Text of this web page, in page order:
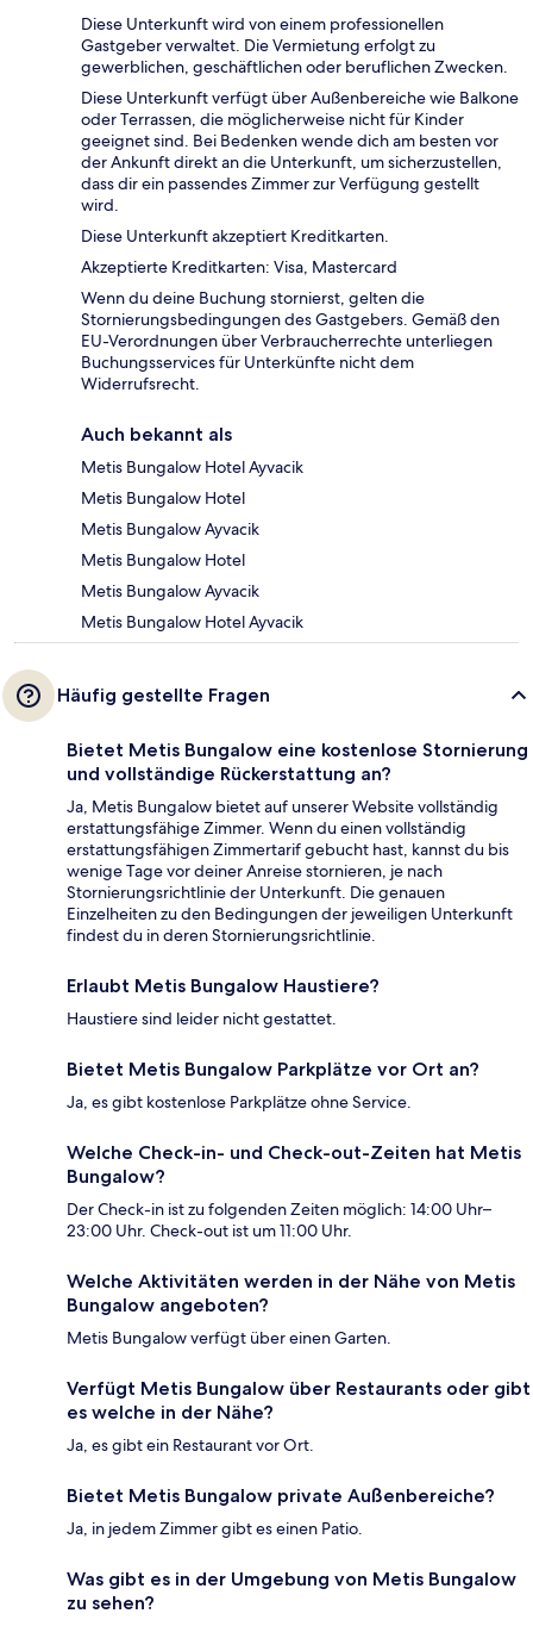
Diese Unterkunft wird von einem professionellen
Gastgeber verwaltet. Die Vermietung erfolgt zu
gewerblichen, geschäftlichen oder beruflichen Zwecken.
Diese Unterkunft verfügt über Außenbereiche wie Balkone
oder Terrassen, die möglicherweise nicht für Kinder
geeignet sind. Bei Bedenken wende dich am besten vor
der Ankunft direkt an die Unterkunft, um sicherzustellen,
dass dir ein passendes Zimmer zur Verfügung gestellt
wird.
Diese Unterkunft akzeptiert Kreditkarten.
Akzeptierte Kreditkarten: Visa, Mastercard
Wenn du deine Buchung stornierst, gelten die
Stornierungsbedingungen des Gastgebers. Gemäß den
EU-Verordnungen über Verbraucherrechte unterliegen
Buchungsservices für Unterkünfte nicht dem
Widerrufsrecht.
Auch bekannt als
Metis Bungalow Hotel Ayvacik
Metis Bungalow Hotel
Metis Bungalow Ayvacik
Metis Bungalow Hotel
Metis Bungalow Ayvacik
Metis Bungalow Hotel Ayvacik
Häufig gestellte Fragen
Bietet Metis Bungalow eine kostenlose Stornierung
und vollständige Rückerstattung an?
Ja, Metis Bungalow bietet auf unserer Website vollständig
erstattungsfähige Zimmer. Wenn du einen vollständig
erstattungsfähigen Zimmertarif gebucht hast, kannst du bis
wenige Tage vor deiner Anreise stornieren, je nach
Stornierungsrichtlinie der Unterkunft. Die genauen
Einzelheiten zu den Bedingungen der jeweiligen Unterkunft
findest du in deren Stornierungsrichtlinie.
Erlaubt Metis Bungalow Haustiere?
Haustiere sind leider nicht gestattet.
Bietet Metis Bungalow Parkplätze vor Ort an?
Ja, es gibt kostenlose Parkplätze ohne Service.
Welche Check-in- und Check-out-Zeiten hat Metis
Bungalow?
Der Check-in ist zu folgenden Zeiten möglich: 14:00 Uhr–
23:00 Uhr. Check-out ist um 11:00 Uhr.
Welche Aktivitäten werden in der Nähe von Metis
Bungalow angeboten?
Metis Bungalow verfügt über einen Garten.
Verfügt Metis Bungalow über Restaurants oder gibt
es welche in der Nähe?
Ja, es gibt ein Restaurant vor Ort.
Bietet Metis Bungalow private Außenbereiche?
Ja, in jedem Zimmer gibt es einen Patio.
Was gibt es in der Umgebung von Metis Bungalow
zu sehen?